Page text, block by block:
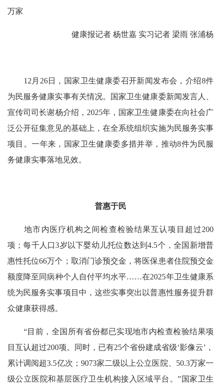
万家
健康报记者 杨世嘉 实习记者 梁雨 张浦杨
12月26日，国家卫生健康委召开新闻发布会，介绍8件
为民服务健康实事有关情况。国家卫生健康委新闻发言人、
宣传司司长谢杨介绍，2025年，国家卫生健康委在向社会广
泛公开征集意见的基础上，在全系统组织实施为民服务实事
项目。一年来，国家卫生健康委多措并举，推动8件为民服
务健康实事落地见效。
普惠于民
地市内医疗机构之间检查检验结果互认项目超过200
项；每千人口3岁以下婴幼儿托位数达到4.5个，全国新增普
惠性托位66万个；取消门诊预交金，将医保患者住院预交金
额度降至同病种个人自付平均水平……在2025年卫生健康系
统为民服务实事项目中，这些实事突出以普惠性服务提升群
众健康获得感。
“目前，全国所有省份都已实现地市内检查检验结果项
目互认超过200项。同时，已有25个省份建成省级‘影像云’，
累计调阅超3.5亿次；9073家二级以上公立医院、50.3万家一
级公立医院和基层医疗卫生机构接入区域平台。”国家卫生